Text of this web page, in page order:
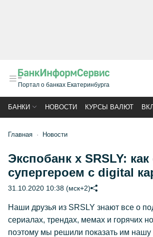
Портал о банках Екатеринбурга
БАНКИ НОВОСТИ КУРСЫ ВАЛЮТ
Главная Новости
Экспобанк x SRSLY: как
супергероем с digital
31.10.2020 10:38 (мск+2)
Наши друзья из SRSLY знают все о
сериалах, трендах, мемах и горячих
поэтому мы решили показать им нашу